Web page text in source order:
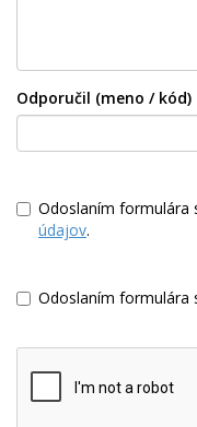
Odporučil (meno / kód)
Odoslaním formulára
údajov.
Odoslaním formulára